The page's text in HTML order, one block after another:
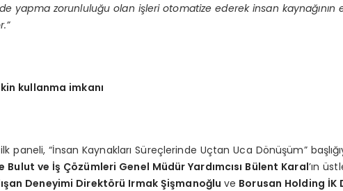
yapma zorunluluğu olan işleri otomatize ederek insan kaynağının
kullanma imkanı
paneli, “İnsan Kaynakları Süreçlerinde Uçtan Uca Dönüşüm”
Bulut ve İş Çözümleri Genel Müdür Yardımcısı Bülent Karal’ın
Deneyimi Direktörü Irmak Şişmanoğluve Borusan Holding İK